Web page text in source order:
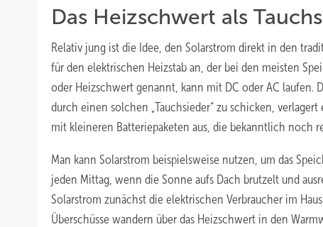
Das Heizschwert als
Relativ jung ist die Idee, den Solarstrom direkt in den
für den elektrischen Heizstab an, der bei den meisten
oder Heizschwert genannt, kann mit DC oder AC laufen.
durch einen solchen „Tauchsieder“ zu schicken,
mit kleineren Batteriepaketen aus, die bekanntlich noch
Man kann Solarstrom beispielsweise nutzen, um das
jeden Mittag, wenn die Sonne aufs Dach brutzelt und
Solarstrom zunächst die elektrischen Verbraucher im
Überschüsse wandern über das Heizschwert in den